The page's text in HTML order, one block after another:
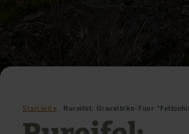
Startseite Rureifel: Gravelbike-Tour